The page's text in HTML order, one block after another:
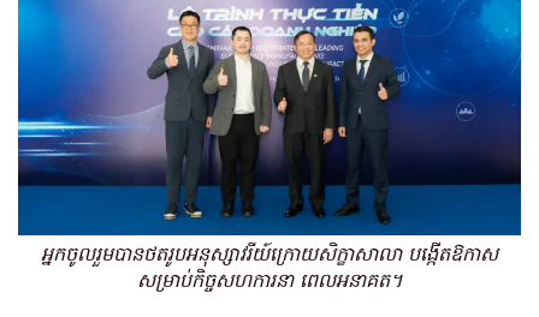
អ្នកចូលរួមបានថតរូបអនុស្សាវរីយ៍ក្រោយសិក្ខាសាលា បង្កើតឱកាស
សម្រាប់កិច្ចសហការនា ពេលអនាគត។